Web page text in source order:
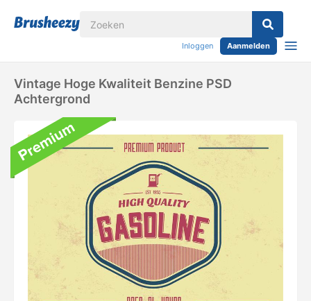
Inloggen Aanmelden
Vintage Hoge Kwaliteit Benzine PSD
Achtergrond